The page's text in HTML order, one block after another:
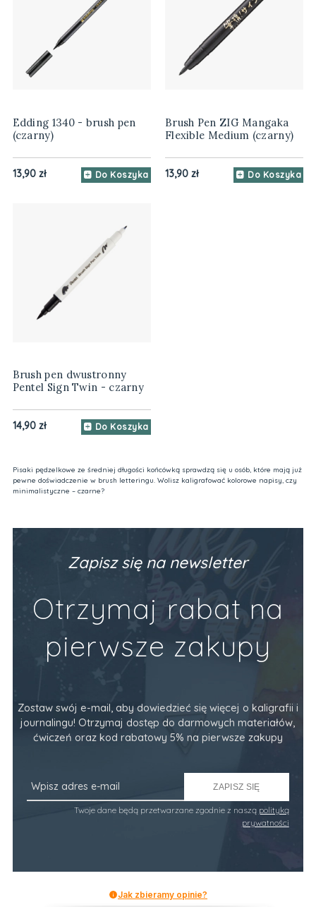
Edding 1340 - brush pen
(czarny)
13,90 zł Do Koszyka
Brush Pen ZIG Mangaka
Flexible Medium (czarny)
13,90 zł Do Koszyka
Brush pen dwustronny
Pentel Sign Twin - czarny
14,90 zł Do Koszyka
Pisaki pędzelkowe ze średniej długości końcówką sprawdzą się u osób, które mają już
pewne doświadczenie w brush letteringu. Wolisz kaligrafować kolorowe napisy, czy
minimalistyczne – czarne?
Zapisz się na newsletter
Otrzymaj rabat na
pierwsze zakupy
Zostaw swój e-mail, aby dowiedzieć się więcej o kaligrafii i
journalingu! Otrzymaj dostęp do darmowych materiałów,
ćwiczeń oraz kod rabatowy 5% na pierwsze zakupy
ZAPISZ SIĘ
Twoje dane będą przetwarzane zgodnie z naszą polityką
prywatności
Jak zbieramy opinie?